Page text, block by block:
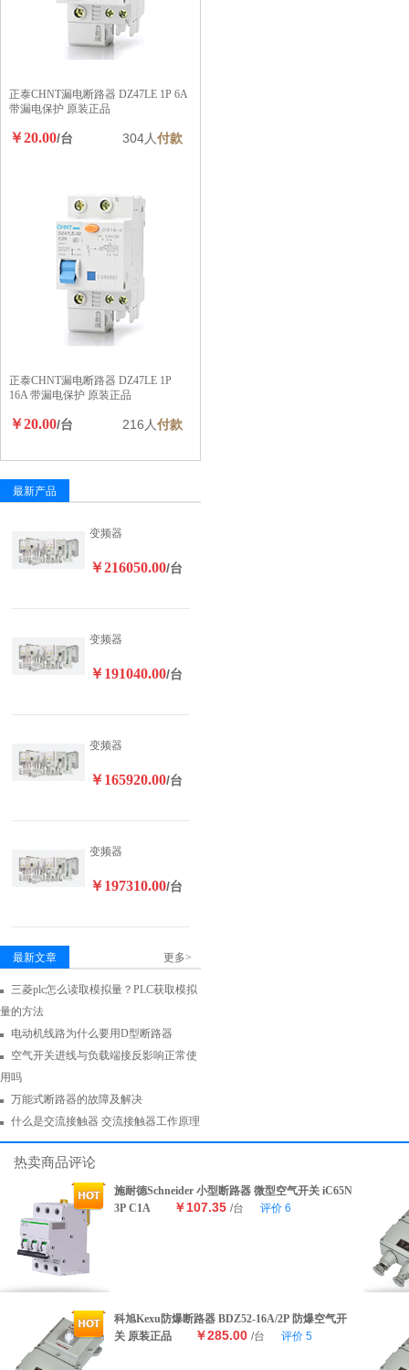
正泰CHNT漏电断路器 DZ47LE 1P 6A
带漏电保护 原装正品
￥20.00/台 304人付款
正泰CHNT漏电断路器 DZ47LE 1P
16A 带漏电保护 原装正品
￥20.00/台 216人付款
最新产品
变频器
￥216050.00/台
变频器
￥191040.00/台
变频器
￥165920.00/台
变频器
￥197310.00/台
最新文章 更多>
三菱plc怎么读取模拟量？PLC获取模拟
量的方法
电动机线路为什么要用D型断路器
空气开关进线与负载端接反影响正常使
用吗
万能式断路器的故障及解决
什么是交流接触器 交流接触器工作原理
热卖商品评论
施耐德Schneider 小型断路器 微型空气开关 iC65N
3P C1A
￥107.35 /台 评价 6
科旭Kexu防爆断路器 BDZ52-16A/2P 防爆空气开
关 原装正品
￥285.00 /台 评价 5